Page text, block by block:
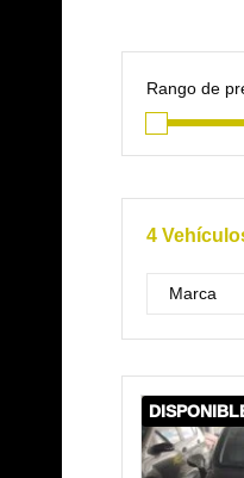
Rango de
4
Marca